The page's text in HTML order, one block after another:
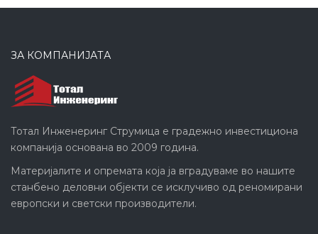
ЗА КОМПАНИЈАТА
Тотал Инженеринг Струмица е градежно инвестициона
компанија основана во 2009 година.
Материјалите и опремата која ја вградуваме во нашите
станбено деловни објекти се исклучиво од реномирани
европски и светски производители.